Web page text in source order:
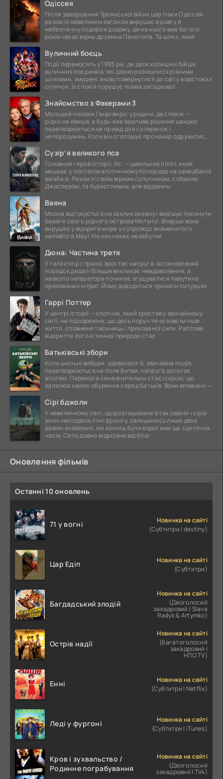
Одіссея
Після завершення Троянської війни цар Ітаки Одіссей
разом із невеликим загоном вирушає в довгу й
небезпечну подорож додому, де на нього вже багато
років чекає вірна дружина Пенелопа. Та шлях, який
Вуличний боєць
Події переносять у 1993 рік, де двоє колишніх бійців
вуличних поєдинків, які давно розійшлися різними
шляхами, змушені знову повернутися до світу жорстоких
сутичок. Їх спокій порушує поява загадкової
Знайомство з Факерами 3
Молодий чоловік Генрі виріс у родині, де спокій —
рідкісне явище, а будь-яке важливе рішення швидко
перетворюється на привід для суперечок і
непорозумінь. Коли він оголошує про намір одружитися,
Сузір’я великого пса
Головний герой історії, Хіг, — цивільний пілот, який
мешкає у постапокаліптичному Колорадо на занедбаній
авіабазі. Разом зі своїм вірним супутником, собакою
Джаспером, та буркотливим, але відданим
Ваяна
Моана відгукується на заклик океану і вирішує покинути
береги свого рідного острова Мотунуї. Вперше вона
вирушає у відкрите море у супроводі знаменитого
напівбога Мауї. На них чекає незабутня
Дюна: Частина третя
У галактиці стрімко зростає напруга: встановлений
порядок дедалі більше викликає невдоволення, а
навколо імператора починає згущуватися павутина
прихованих інтриг. Йому доводиться тримати ситуацію
Гаррі Поттер
У центрі історії — хлопчик, який зростав у звичайному
світі, не підозрюючи, що десь поруч тече зовсім інше
життя, сповнене таємниць і прихованої сили. Раптове
відкриття його істинної природи стає
Батьківські збори
Коли шкільні вибори, здавалося б, звичайна подія,
перетворюються на поле битви, напруга досягає
апогею. Перемога сина вчительки стає іскрою, що
запалює хвилю обурення серед батьків. Вони впевнені —
Сірі бджоли
У невеличкому селі, що розташоване в так званій «сірій
зоні» неподалік лінії фронту, залишились лише двоє
давніх знайомих, які колись були ворогами ще з дитячих
часів. Село давно відрізане від благ
Оновлення фільмів
Останні 10 оновлень
71 у вогні
Новинка на сайті
(Субтитри | destiny)
Цар Едіп
Новинка на сайті
(Субтитри)
Багдадський злодій
Новинка на сайті
(Двоголосий
закадровий | Slava
Radyk & Artymko)
Острів надії
Новинка на сайті
(Багатоголосий
закадровий |
НЛО.TV)
Енні
Новинка на сайті
(Субтитри | Netflix)
Леді у фургоні
Новинка на сайті
(Субтитри | iTunes)
Кров і зухвальство /
Родинне пограбування
Новинка на сайті
(Двоголосий
закадровий | TV4)